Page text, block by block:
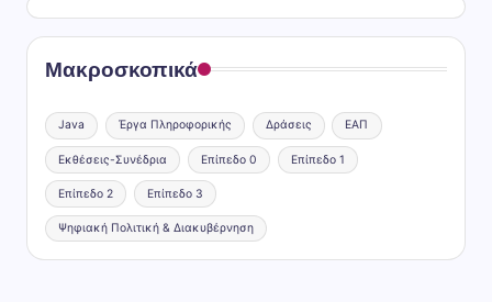
Μακροσκοπικά
Java Έργα Πληροφορικής Δράσεις ΕΑΠ
Εκθέσεις-Συνέδρια Επίπεδο 0 Επίπεδο 1
Επίπεδο 2 Επίπεδο 3
Ψηφιακή Πολιτική & Διακυβέρνηση